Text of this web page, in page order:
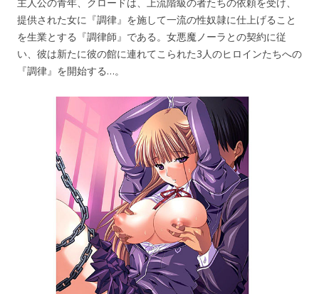
主人公の青年、クロードは、上流階級の者たちの依頼を受け、
提供された女に『調律』を施して一流の性奴隷に仕上げること
を生業とする『調律師』である。女悪魔ノーラとの契約に従
い、彼は新たに彼の館に連れてこられた3人のヒロインたちへの
『調律』を開始する…。